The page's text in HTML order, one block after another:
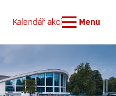
Kalendář akcí Menu